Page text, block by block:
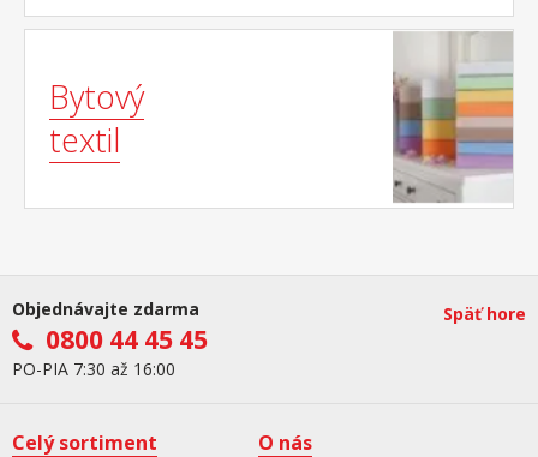
Bytový
textil
Objednávajte zdarma
0800 44 45 45
PO-PIA 7:30 až 16:00
Späť hore
Celý sortiment
O nás